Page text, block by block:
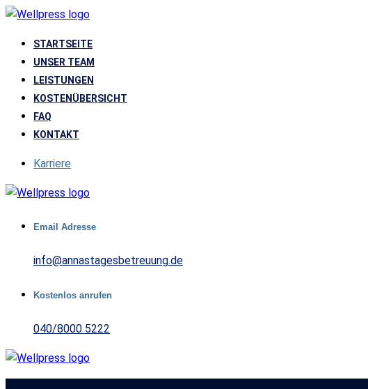
STARTSEITE
UNSER TEAM
LEISTUNGEN
KOSTENÜBERSICHT
FAQ
KONTAKT
Karriere
Email Adresse
info@annastagesbetreuung.de
Kostenlos anrufen
040/8000 5222